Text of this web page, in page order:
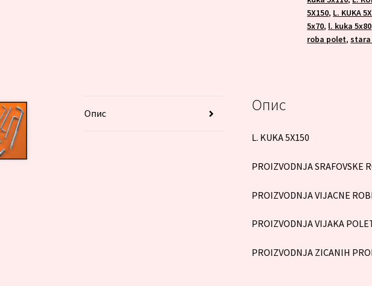
5X150, L. KUKA
5x70, l. kuka 5x80
roba polet,stara
Опис Опис
L. KUKA 5X150
PROIZVODNJA SRAFOVSKE
PROIZVODNJA VIJACNE
PROIZVODNJA VIJAKA
PROIZVODNJA ZICANIH